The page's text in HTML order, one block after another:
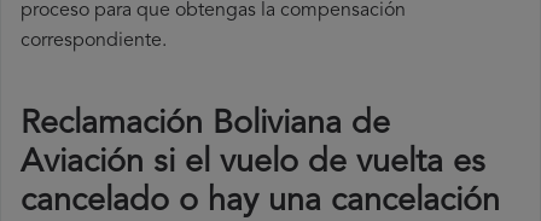
proceso para que obtengas la compensación
correspondiente.
Reclamación Boliviana de
Aviación si el vuelo de vuelta es
cancelado o hay una cancelación